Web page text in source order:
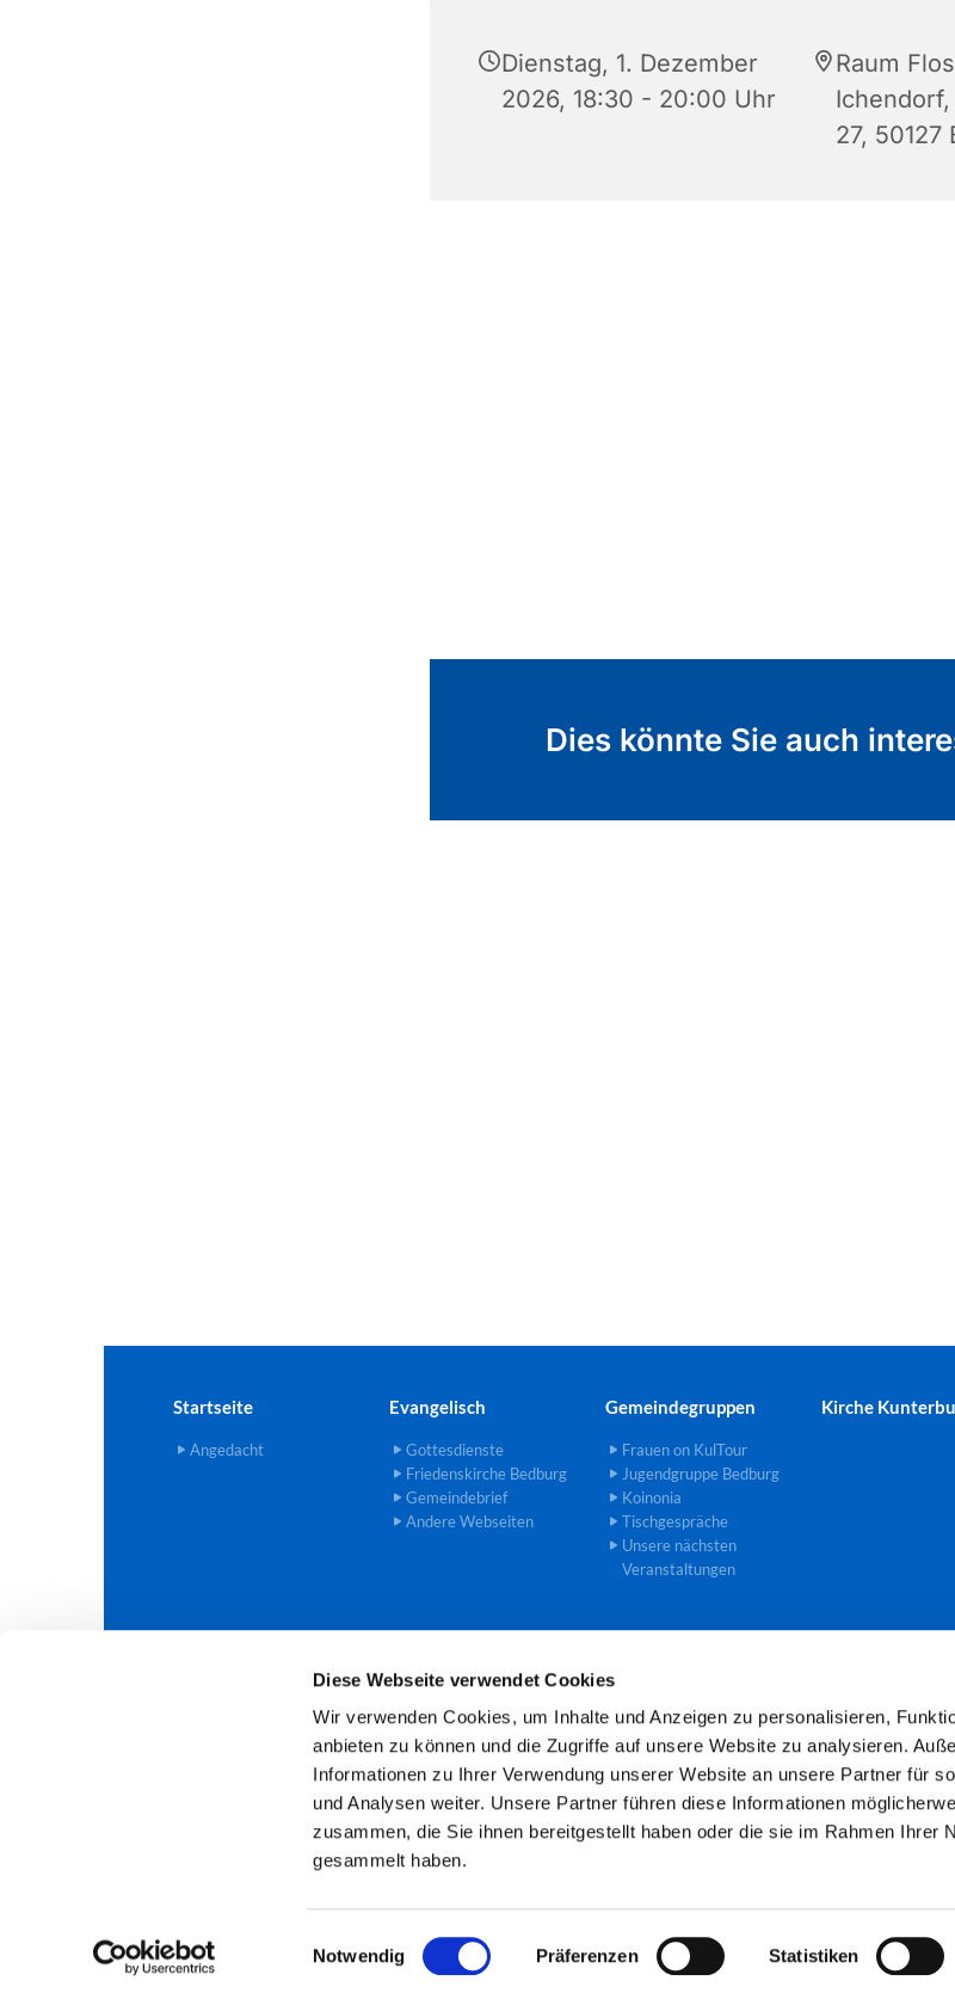
Diese Webseite verwendet Cookies
Wir verwenden Cookies, um Inhalte und Anzeigen zu personalisieren,
anbieten zu können und die Zugriffe auf unsere Website zu analysieren.
Informationen zu Ihrer Verwendung unserer Website an unsere Partner für
und Analysen weiter. Unsere Partner führen diese Informationen
zusammen, die Sie ihnen bereitgestellt haben oder die sie im Rahmen Ihrer
gesammelt haben.
i
Notwendig Präferenzen Statistiken
Dienstag, 1. Dezember
2026, 18:30 - 20:00 Uhr
Raum
27, 50127
Dies könnte Sie auch
Startseite
Angedacht
Evangelisch
Gottesdienste
Friedenskirche Bedburg
Gemeindebrief
Andere Webseiten
Gemeindegruppen
Frauen on KulTour
Jugendgruppe Bedburg
Koinonia
Tischgespräche
Unsere nächsten
Veranstaltungen
Kirche
Evangelische Trinitatis-Kirchengemeinde an der Erft · Gemeindebüro Theodor-Heuss-Str. 8,
Öffnungszeiten: Mo und Mi 8.00 -11.00 Uhr
Kontaktinformationen Cookie-Richtlinie